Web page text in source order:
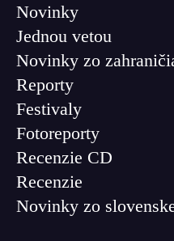
Novinky
Jednou vetou
Novinky zo
Reporty
Festivaly
Fotoreporty
Recenzie CD
Recenzie
Novinky zo